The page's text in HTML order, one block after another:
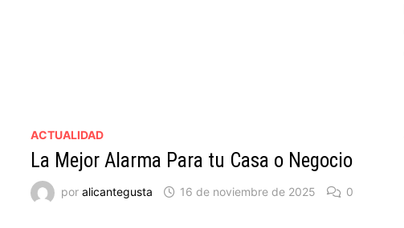
ACTUALIDAD
La Mejor Alarma Para tu Casa o Negocio
poralicantegusta 16 de noviembre de 2025 0